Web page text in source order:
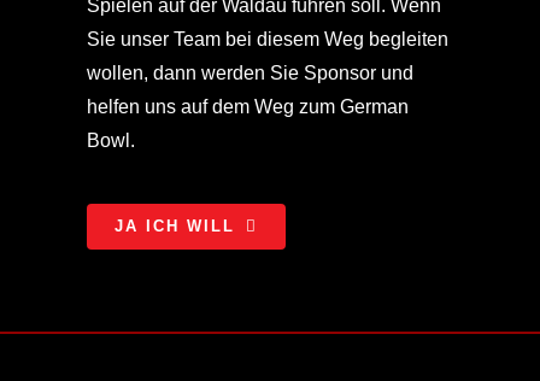
Spielen auf der Waldau führen soll. Wenn
Sie unser Team bei diesem Weg begleiten
wollen, dann werden Sie Sponsor und
helfen uns auf dem Weg zum German
Bowl.
JA ICH WILL